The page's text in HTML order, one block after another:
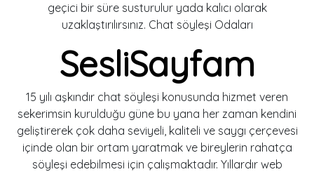
geçici bir süre susturulur yada kalıcı olarak
uzaklaştırılırsınız. Chat söyleşi Odaları
SesliSayfam
15 yılı aşkındır chat söyleşi konusunda hizmet veren
sekerimsin kurulduğu güne bu yana her zaman kendini
geliştirerek çok daha seviyeli, kaliteli ve saygı çerçevesi
içinde olan bir ortam yaratmak ve bireylerin rahatça
söyleşi edebilmesi için çalışmaktadır. Yıllardır web